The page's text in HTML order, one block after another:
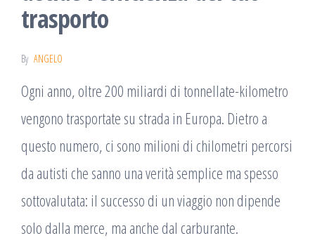
trasporto
By ANGELO
Ogni anno, oltre 200 miliardi di tonnellate-kilometro
vengono trasportate su strada in Europa. Dietro a
questo numero, ci sono milioni di chilometri percorsi
da autisti che sanno una verità semplice ma spesso
sottovalutata: il successo di un viaggio non dipende
solo dalla merce, ma anche dal carburante.